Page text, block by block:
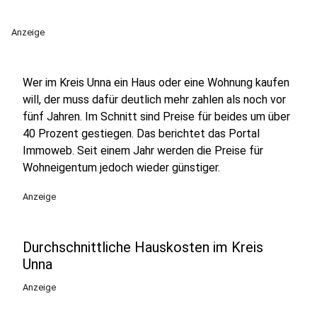
Anzeige
Wer im Kreis Unna ein Haus oder eine Wohnung kaufen
will, der muss dafür deutlich mehr zahlen als noch vor
fünf Jahren. Im Schnitt sind Preise für beides um über
40 Prozent gestiegen. Das berichtet das Portal
Immoweb. Seit einem Jahr werden die Preise für
Wohneigentum jedoch wieder günstiger.
Anzeige
Durchschnittliche Hauskosten im Kreis
Unna
Anzeige